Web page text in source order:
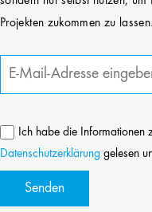
Projekten zukommen zu lassen.
Ich habe die Informationen
Datenschutzerklärung gelesen